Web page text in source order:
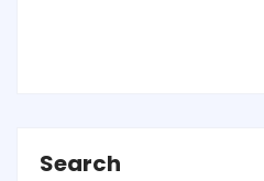
Search